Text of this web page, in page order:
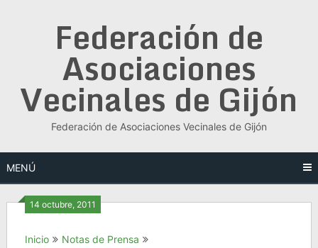
Federación de
Asociaciones
Vecinales de Gijón
Federación de Asociaciones Vecinales de Gijón
MENÚ
14 octubre, 2011
Inicio
Notas de Prensa